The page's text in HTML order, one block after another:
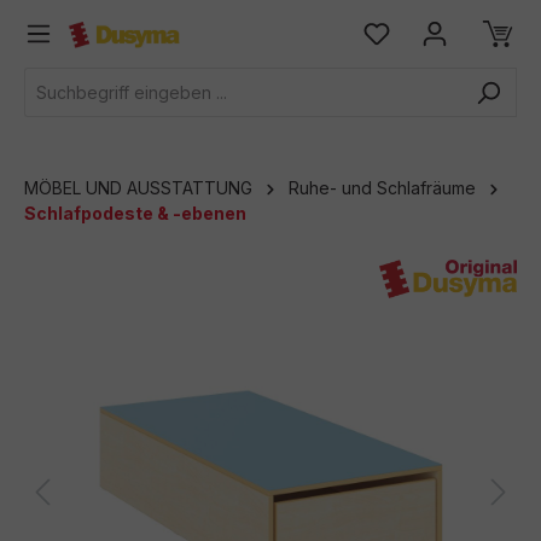
springen
MÖBEL UND AUSSTATTUNG
Ruhe- und Schlafräume
Schlafpodeste & -ebenen